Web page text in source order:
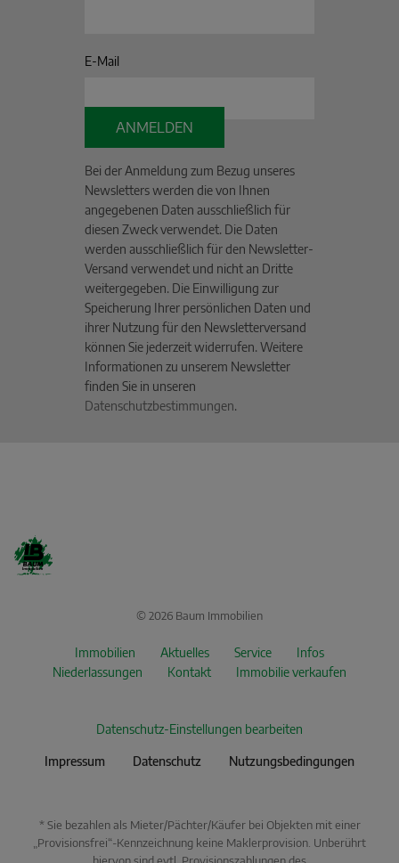
E-Mail
ANMELDEN
Bei der Anmeldung zum Bezug unseres
Newsletters werden die von Ihnen
angegebenen Daten ausschließlich für
diesen Zweck verwendet. Die Daten
werden ausschließlich für den Newsletter-
Versand verwendet und nicht an Dritte
weitergegeben. Die Einwilligung zur
Speicherung Ihrer persönlichen Daten und
ihrer Nutzung für den Newsletterversand
können Sie jederzeit widerrufen. Weitere
Informationen zu unserem Newsletter
finden Sie in unseren
Datenschutzbestimmungen.
© 2026 Baum Immobilien
Immobilien Aktuelles Service
Infos
Niederlassungen
Kontakt Immobilie verkaufen
Datenschutz-Einstellungen bearbeiten
Impressum Datenschutz Nutzungsbedingungen
* Sie bezahlen als Mieter/Pächter/Käufer bei Objekten mit einer
„Provisionsfrei“-Kennzeichnung keine Maklerprovision. Unberührt
hiervon sind evtl. Provisionszahlungen des